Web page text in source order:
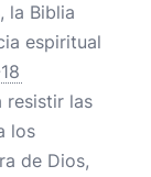
la Biblia
espiritual
resistir las
los
de Dios,